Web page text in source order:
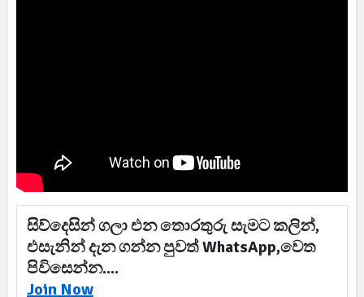
සිව්දෙසින් ගලා එන තොරතුරු සැමට කලින්,
එසැනින් දැන ගන්න පුවත් WhatsApp,වෙත
පිවිසෙන්න....
Join Now